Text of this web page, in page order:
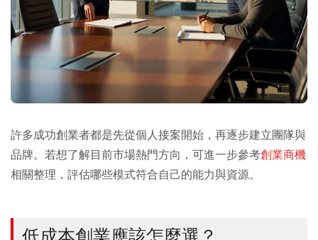
許多成功創業者都是先從個人接案開始，再逐步建立團隊與
品牌。若想了解目前市場熱門方向，可進一步參考創業商機
相關整理，評估哪些模式符合自己的能力與資源。
低成本創業應該怎麼選？